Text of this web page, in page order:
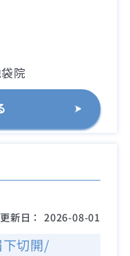
院
更新日： 2026-08-01
切開/